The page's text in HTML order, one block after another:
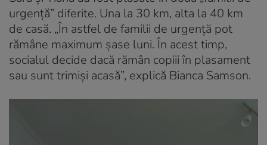
urgență” diferite. Una la 30 km, alta la 40 km
de casă. „În astfel de familii de urgență pot
rămâne maximum șase luni. În acest timp,
socialul decide dacă rămân copiii în plasament
sau sunt trimiși acasă”, explică Bianca Samson.